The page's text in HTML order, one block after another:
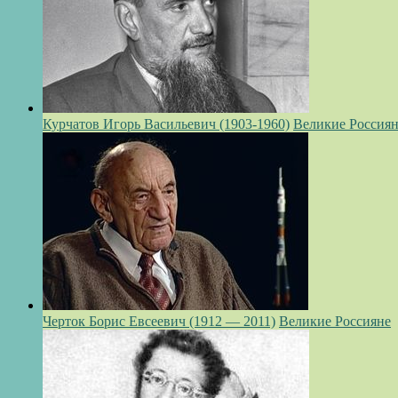
Курчатов Игорь Васильевич (1903-1960) Великие
Черток Борис Евсеевич (1912 — 2011) Великие Россияне